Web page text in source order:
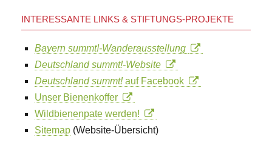
INTERESSANTE LINKS & STIFTUNGS-PROJEKTE
Bayern summt!-Wanderausstellung
Deutschland summt!-Website
Deutschland summt!auf Facebook
Unser Bienenkoffer
Wildbienenpate werden!
Sitemap (Website-Übersicht)